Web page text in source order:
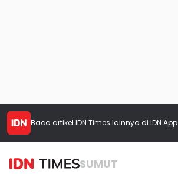
Baca artikel IDN Times lainnya di IDN App
SUMUT